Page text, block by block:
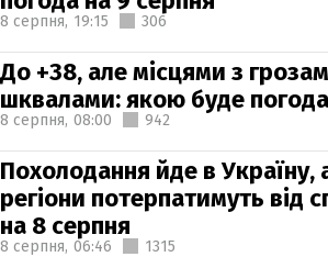
8 серпня, 19:15 306
До +38, але місцями з
шквалами: якою буде
8 серпня, 08:00 942
Похолодання йде в Україну,
регіони потерпатимуть від
на 8 серпня
8 серпня, 06:46 1315